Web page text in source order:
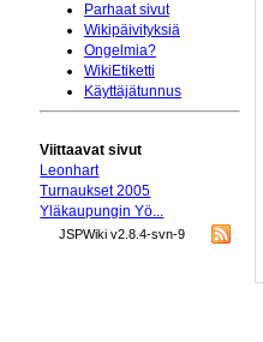
Parhaat sivut
Wikipäivityksiä
Ongelmia?
WikiEtiketti
Käyttäjätunnus
Viittaavat sivut
Leonhart
Turnaukset 2005
Yläkaupungin Yö...
JSPWiki v2.8.4-svn-9